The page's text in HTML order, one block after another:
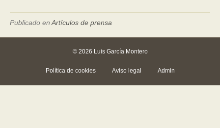
Publicado en Artículos de prensa
© 2026 Luis García Montero
Política de cookies Aviso legal Admin